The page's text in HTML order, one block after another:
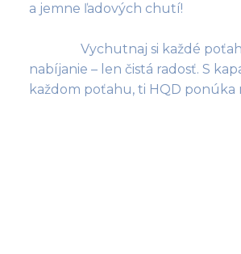
a jemne ľadových chutí!
nabíjanie – len čistá radosť. S
každom poťahu, ti HQD ponúka